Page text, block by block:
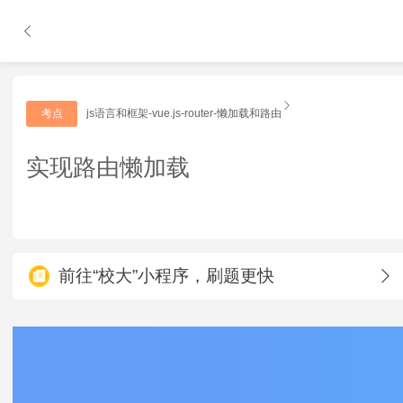
考点 js语言和框架-vue.js-router-懒加载和路由
实现路由懒加载
前往“校大”小程序，刷题更快